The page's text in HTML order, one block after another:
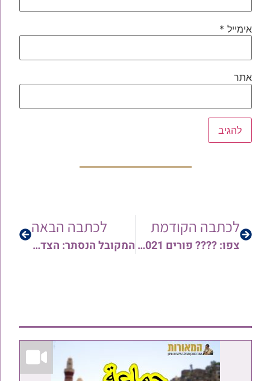
אימייל *
אתר
לכתבה הקודמת
צפו: ???? פורים 2021 בצל הקורונה והחיסונים ???? איך לשמוח מעל הטבע ולמשוך שפע? עם הרב יהודה סעדיה
לכתבה הבאה
המקובל הנסתר: הצדיק מורי יחיא זכריה גלעדי זצוק"ל הלך לבית עולמו לאחר שנדבק בנגיף הקורונה • פרופיל מרטיט לזכרו